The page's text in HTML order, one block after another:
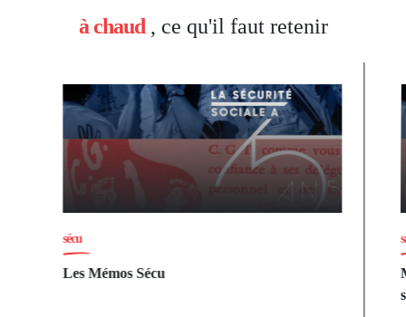
à chaud, ce qu'il faut retenir
sécu
Les Mémos Sécu